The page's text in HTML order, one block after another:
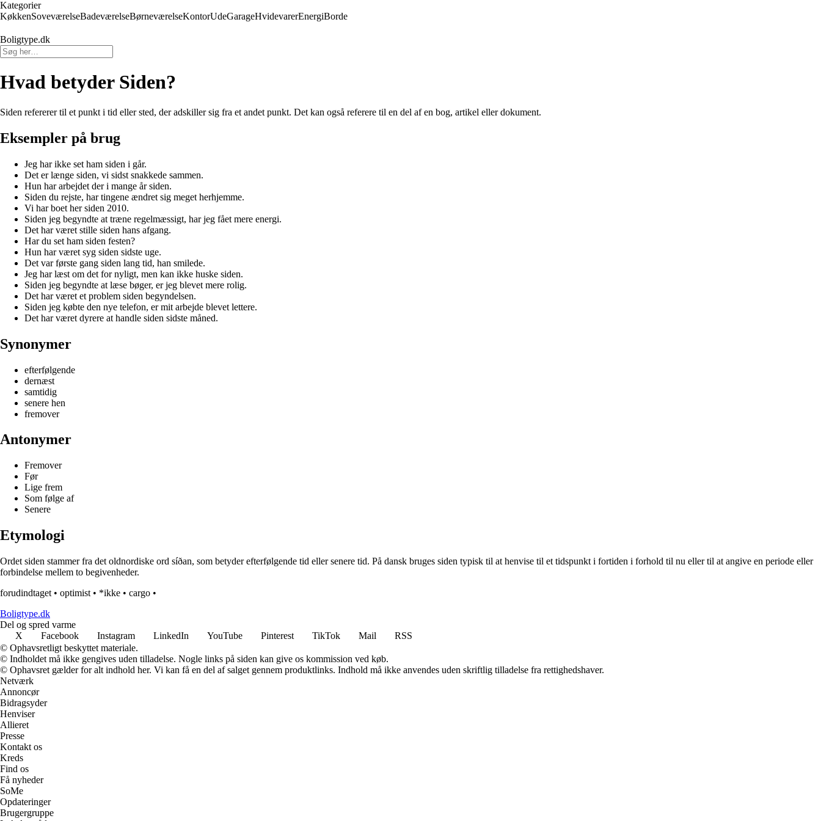
Kategorier
KøkkenSoveværelseBadeværelseBørneværelseKontorUdeGarageHvidevarerEnergiBorde
Boligtype.dk
Hvad betyder Siden?
Siden refererer til et punkt i tid eller sted, der adskiller sig fra et andet punkt. Det kan også referere til en del af en bog, artikel eller dokument.
Eksempler på brug
Jeg har ikke set ham siden i går.
Det er længe siden, vi sidst snakkede sammen.
Hun har arbejdet der i mange år siden.
Siden du rejste, har tingene ændret sig meget herhjemme.
Vi har boet her siden 2010.
Siden jeg begyndte at træne regelmæssigt, har jeg fået mere energi.
Det har været stille siden hans afgang.
Har du set ham siden festen?
Hun har været syg siden sidste uge.
Det var første gang siden lang tid, han smilede.
Jeg har læst om det for nyligt, men kan ikke huske siden.
Siden jeg begyndte at læse bøger, er jeg blevet mere rolig.
Det har været et problem siden begyndelsen.
Siden jeg købte den nye telefon, er mit arbejde blevet lettere.
Det har været dyrere at handle siden sidste måned.
Synonymer
efterfølgende
dernæst
samtidig
senere hen
fremover
Antonymer
Fremover
Før
Lige frem
Som følge af
Senere
Etymologi
Ordet siden stammer fra det oldnordiske ord síðan, som betyder efterfølgende tid eller senere tid. På dansk bruges siden typisk til at henvise til et tidspunkt i fortiden i forhold til nu eller til at angive en periode eller
forbindelse mellem to begivenheder.
forudindtaget • optimist • *ikke • cargo •
Boligtype.dk
Del og spred varme
X
Facebook Instagram LinkedIn YouTube Pinterest TikTok Mail
RSS
© Ophavsretligt beskyttet materiale.
© Indholdet må ikke gengives uden tilladelse. Nogle links på siden kan give os kommission ved køb.
© Ophavsret gælder for alt indhold her. Vi kan få en del af salget gennem produktlinks. Indhold må ikke anvendes uden skriftlig tilladelse fra rettighedshaver.
Netværk
Annoncør
Bidragsyder
Henviser
Allieret
Presse
Kontakt os
Kreds
Find os
Få nyheder
SoMe
Opdateringer
Brugergruppe